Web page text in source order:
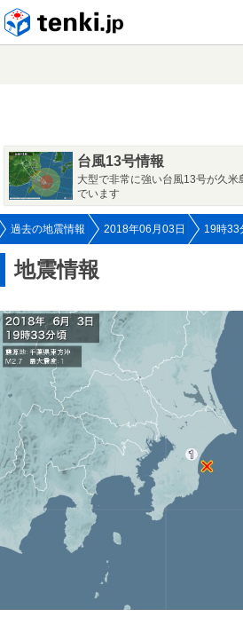
台風13号情報
大型で非常に強い台風13号が久
でいます
過去の地震情報 2018年06月03日 19時33
地震情報